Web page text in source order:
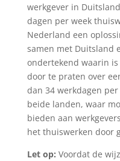
werkgever in
dagen per week
Nederland een
samen met Duitsland
ondertekend waarin
door te praten over
dan 34 werkdagen
beide landen, waar
bieden aan
het thuiswerken door
Let op: Voordat de